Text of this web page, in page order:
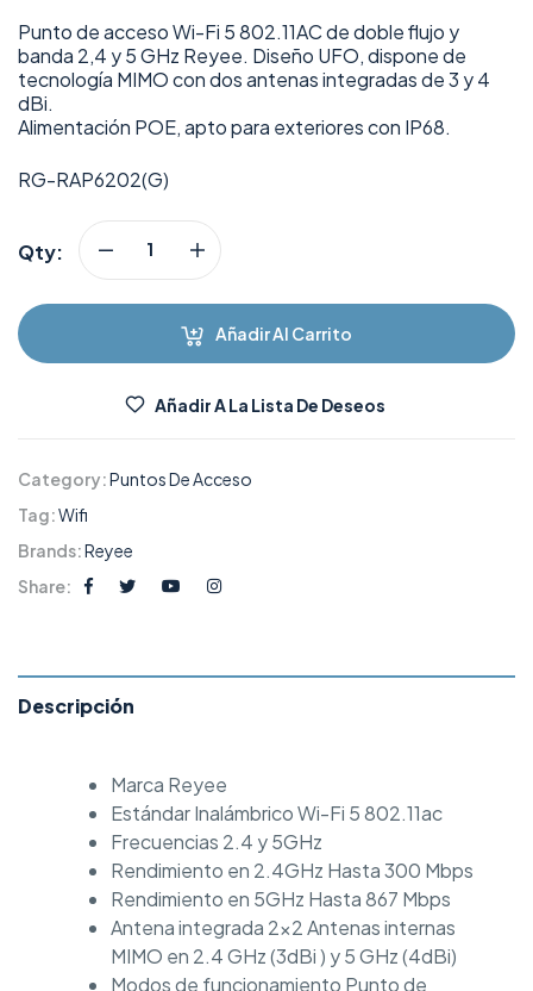
Punto de acceso Wi-Fi 5 802.11AC de doble flujo y
banda 2,4 y 5 GHz Reyee. Diseño UFO, dispone de
tecnología MIMO con dos antenas integradas de 3 y 4
dBi.
Alimentación POE, apto para exteriores con IP68.
RG-RAP6202(G)
Qty:
Añadir Al Carrito
Añadir A La Lista De Deseos
Category:Puntos De Acceso
Tag:Wifi
Brands:Reyee
Share:
Descripción
Marca Reyee
Estándar Inalámbrico Wi-Fi 5 802.11ac
Frecuencias 2.4 y 5GHz
Rendimiento en 2.4GHz Hasta 300 Mbps
Rendimiento en 5GHz Hasta 867 Mbps
Antena integrada 2×2 Antenas internas
MIMO en 2.4 GHz (3dBi ) y 5 GHz (4dBi)
Modos de funcionamiento Punto de